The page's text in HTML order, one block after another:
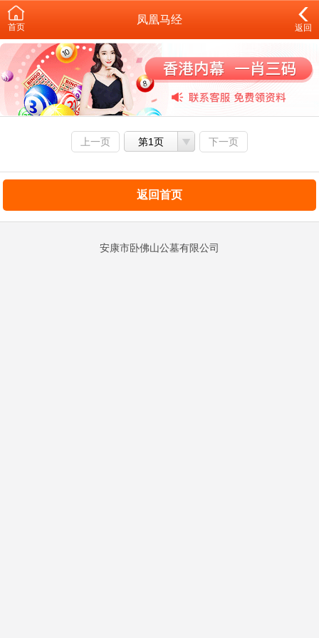
首页
凤凰马经
返回
上一页 第1页 下一页
返回首页
安康市卧佛山公墓有限公司